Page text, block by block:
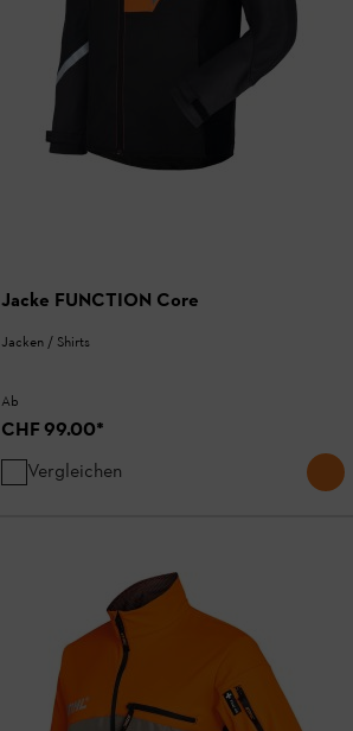
Jacke FUNCTION Core
Jacken / Shirts
Ab
CHF 99.00*
Vergleichen